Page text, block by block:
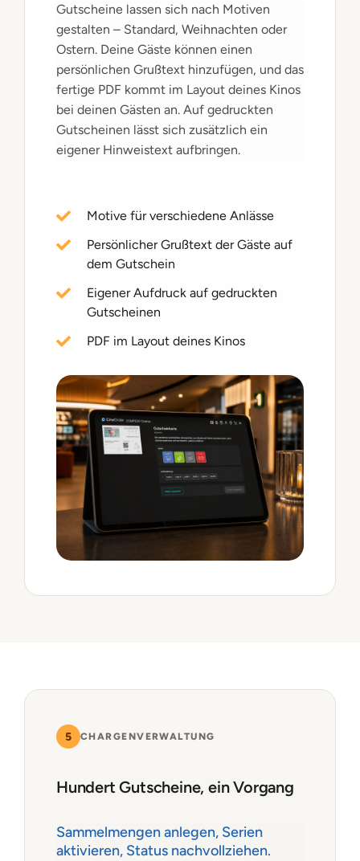
Gutscheine lassen sich nach Motiven
gestalten – Standard, Weihnachten oder
Ostern. Deine Gäste können einen
persönlichen Grußtext hinzufügen, und das
fertige PDF kommt im Layout deines Kinos
bei deinen Gästen an. Auf gedruckten
Gutscheinen lässt sich zusätzlich ein
eigener Hinweistext aufbringen.
Motive für verschiedene Anlässe
Persönlicher Grußtext der Gäste auf
dem Gutschein
Eigener Aufdruck auf gedruckten
Gutscheinen
PDF im Layout deines Kinos
5 CHARGENVERWALTUNG
Hundert Gutscheine, ein Vorgang
Sammelmengen anlegen, Serien
aktivieren, Status nachvollziehen.